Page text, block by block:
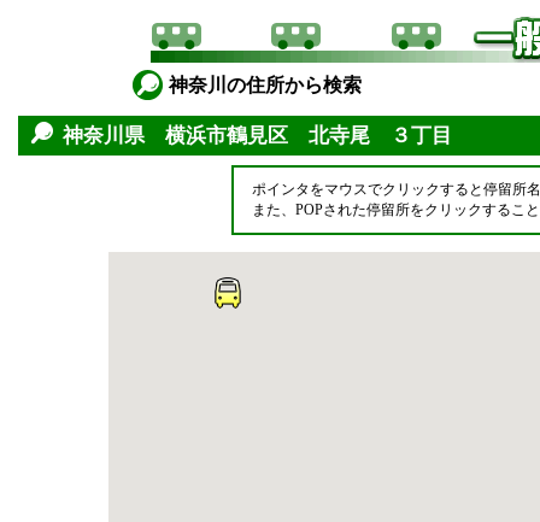
神奈川の住所から検索
神奈川県 横浜市鶴見区 北寺尾 ３丁目
ポインタをマウスでクリックすると停留所
また、POPされた停留所をクリックするこ